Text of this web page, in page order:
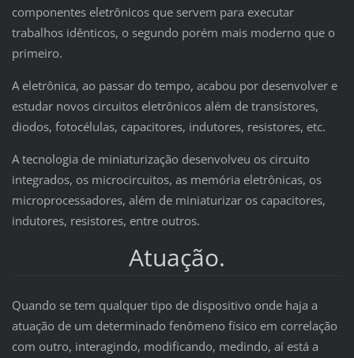
componentes eletrônicos que servem para executar
trabalhos idênticos, o segundo porém mais moderno que o
primeiro.
A eletrônica, ao passar do tempo, acabou por desenvolver e
estudar novos circuitos eletrônicos além de transístores,
diodos, fotocélulas, capacitores, indutores, resistores, etc.
A tecnologia de miniaturização desenvolveu os circuito
integrados, os microcircuitos, as memória eletrônicas, os
microprocessadores, além de miniaturizar os capacitores,
indutores, resistores, entre outros.
Atuação.
Quando se tem qualquer tipo de dispositivo onde haja a
atuação de um determinado fenômeno físico em correlação
com outro, interagindo, modificando, medindo, aí está a